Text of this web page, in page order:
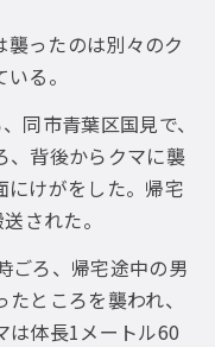
ったのは別々のク
る。
同市青葉区国見で、
、背後からクマに襲
にけがをした。帰宅
された。
ごろ、帰宅途中の男
ところを襲われ、
は体長1メートル60